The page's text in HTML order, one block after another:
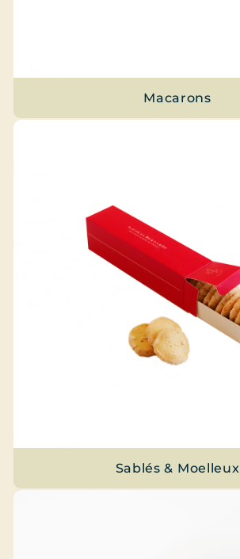
Macarons
Sablés & Moelleux